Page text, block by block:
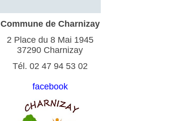
Commune de Charnizay
2 Place du 8 Mai 1945
37290 Charnizay
Tél. 02 47 94 53 02
facebook